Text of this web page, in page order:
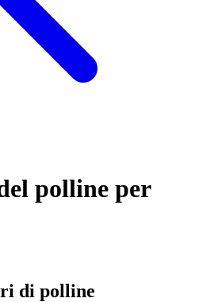
polline per
di polline